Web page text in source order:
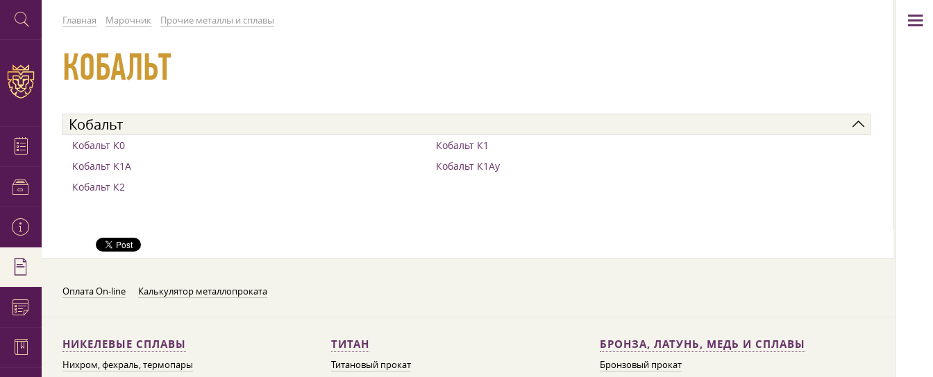
Главная Марочник Прочие металлы и сплавы
КОБАЛЬТ
Кобальт
Кобальт К0
Кобальт К1
Кобальт К1А
Кобальт К1Ау
Кобальт К2
Оплата On-line Калькулятор металлопроката
НИКЕЛЕВЫЕ СПЛАВЫ
Нихром, фехраль, термопары
ТИТАН
Титановый прокат
БРОНЗА, ЛАТУНЬ, МЕДЬ И СПЛАВЫ
Бронзовый прокат